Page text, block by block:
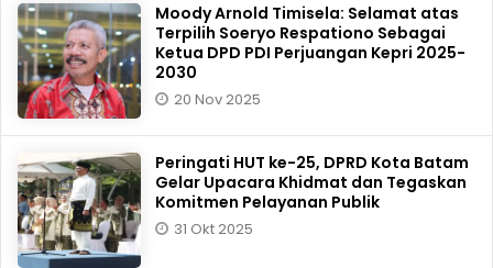
Moody Arnold Timisela: Selamat atas
Terpilih Soeryo Respationo Sebagai
Ketua DPD PDI Perjuangan Kepri 2025-
2030
20 Nov 2025
Peringati HUT ke-25, DPRD Kota Batam
Gelar Upacara Khidmat dan Tegaskan
Komitmen Pelayanan Publik
31 Okt 2025